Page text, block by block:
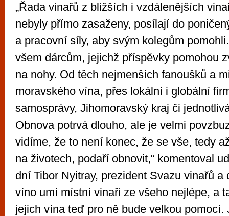
„Řada vinařů z bližších i vzdálenějších
nebyly přímo zasaženy, posílají do
a pracovní síly, aby svým kolegům
všem dárcům, jejichž příspěvky pomohou
na nohy. Od těch nejmenších fanoušků a
moravského vína, přes lokální i globální
samosprávy, Jihomoravský kraj či
Obnova potrvá dlouho, ale je velmi
vidíme, že to není konec, že se vše, tedy
na životech, podaří obnovit,“ komentoval
dní Tibor Nyitray, prezident Svazu vinařů a
víno umí místní vinaři ze všeho nejlépe, a
jejich vína teď pro ně bude velkou pomocí.